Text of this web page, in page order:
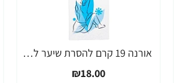
אורנה 19 קרם להסרת שיער לקו הביקיני 90 מ"ל
₪18.00